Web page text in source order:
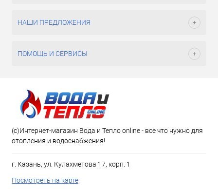
НАШИ ПРЕДЛОЖЕНИЯ
ПОМОЩЬ И СЕРВИСЫ
(c)Интернет-магазин Вода и Тепло online - все что нужно для
отопления и водоснабжения!
г. Казань, ул. Кулахметова 17, корп. 1
Посмотреть на карте